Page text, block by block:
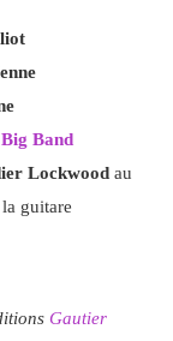
Band
Lockwoodau
guitare
Gautier